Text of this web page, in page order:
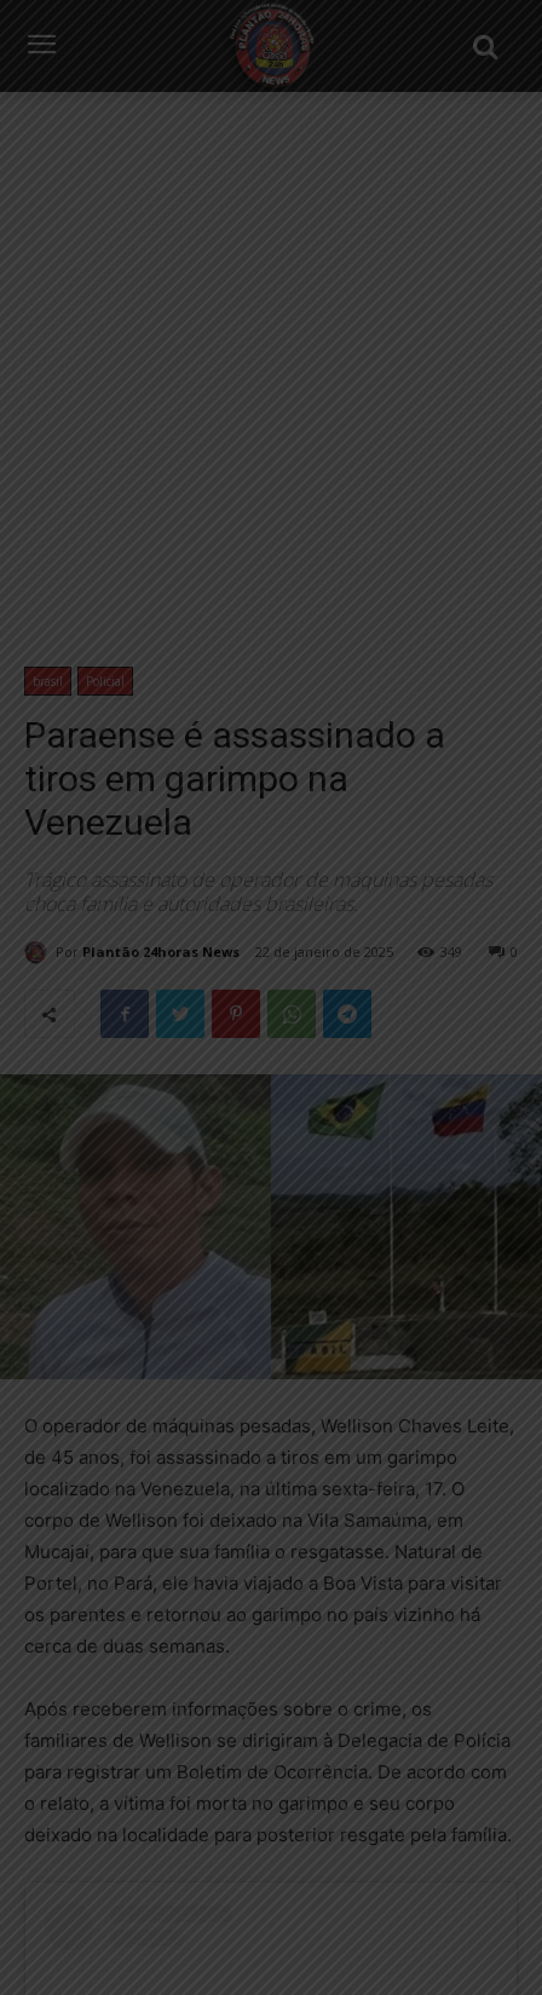
brasil Policial
Paraense é assassinado a
tiros em garimpo na
Venezuela
Trágico assassinato de operador de máquinas pesadas
choca família e autoridades brasileiras.
Por Plantão 24horas News 22 de janeiro de 2025 0
349
O operador de máquinas pesadas, Wellison Chaves Leite,
de 45 anos, foi assassinado a tiros em um garimpo
localizado na Venezuela, na última sexta-feira, 17. O
corpo de Wellison foi deixado na Vila Samaúma, em
Mucajaí, para que sua família o resgatasse. Natural de
Portel, no Pará, ele havia viajado a Boa Vista para visitar
os parentes e retornou ao garimpo no país vizinho há
cerca de duas semanas.
Após receberem informações sobre o crime, os
familiares de Wellison se dirigiram à Delegacia de Polícia
para registrar um Boletim de Ocorrência. De acordo com
o relato, a vítima foi morta no garimpo e seu corpo
deixado na localidade para posterior resgate pela família.